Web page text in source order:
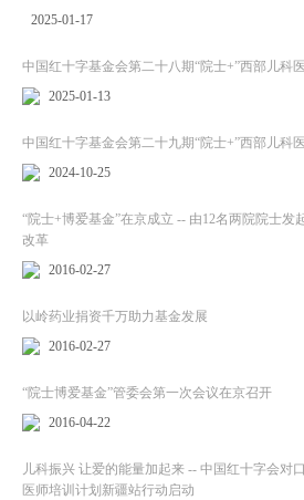
2025-01-17
中国红十字基金会第二十八期“院士+”西部儿科
2025-01-13
中国红十字基金会第二十九期“院士+”西部儿科
2024-10-25
“院士+博爱基金”在京成立 -- 由12名两院院士发
改革
2016-02-27
以岭药业捐资千万助力基金发展
2016-02-27
“院士博爱基金”管委会第一次会议在京召开
2016-04-22
儿科振兴 让爱的能量加起来 -- 中国红十字会对
医师培训计划新疆站行动启动